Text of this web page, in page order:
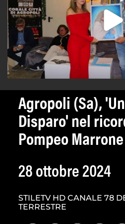
Agropoli (Sa),
Disparo' nel
Pompeo Marrone
28 ottobre 2024
STILETV HD CANALE 78
TERRESTRE